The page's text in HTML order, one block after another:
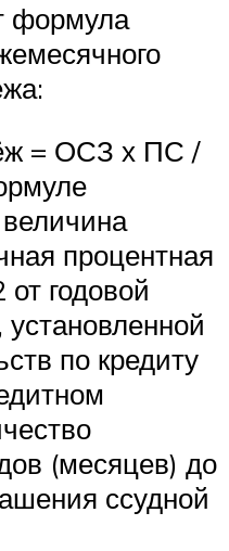
формула
= ОСЗ х ПС /
процентная
годовой
установленной
по кредиту
(месяцев) до
ссудной